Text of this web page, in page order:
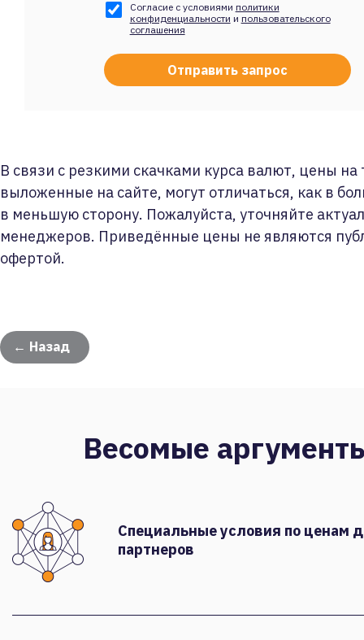
Согласие с условиями политики
конфиденциальности и пользовательского
соглашения
В связи с резкими скачками курса валют, цены на
выложенные на сайте, могут отличаться, как в
в меньшую сторону. Пожалуйста, уточняйте
менеджеров. Приведённые цены не являются
офертой.
← Назад
Весомые
Специальные условия по ценам
партнеров